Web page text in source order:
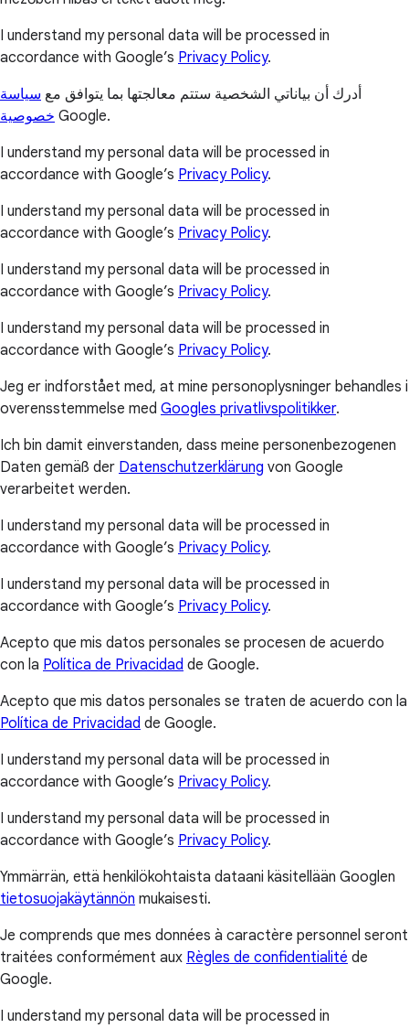
I understand my personal data will be processed in
accordance with Google’s Privacy Policy.
أدرك أن بياناتي الشخصية ستتم معالجتها بما يتوافق مع سياسة
خصوصية Google.
I understand my personal data will be processed in
accordance with Google’s Privacy Policy.
I understand my personal data will be processed in
accordance with Google’s Privacy Policy.
I understand my personal data will be processed in
accordance with Google’s Privacy Policy.
I understand my personal data will be processed in
accordance with Google’s Privacy Policy.
Jeg er indforstået med, at mine personoplysninger behandles i
overensstemmelse med Googles privatlivspolitikker.
Ich bin damit einverstanden, dass meine personenbezogenen
Daten gemäß der Datenschutzerklärung von Google
verarbeitet werden.
I understand my personal data will be processed in
accordance with Google’s Privacy Policy.
I understand my personal data will be processed in
accordance with Google’s Privacy Policy.
Acepto que mis datos personales se procesen de acuerdo
con la Política de Privacidad de Google.
Acepto que mis datos personales se traten de acuerdo con la
Política de Privacidad de Google.
I understand my personal data will be processed in
accordance with Google’s Privacy Policy.
I understand my personal data will be processed in
accordance with Google’s Privacy Policy.
Ymmärrän, että henkilökohtaista dataani käsitellään Googlen
tietosuojakäytännön mukaisesti.
Je comprends que mes données à caractère personnel seront
traitées conformément aux Règles de confidentialité de
Google.
I understand my personal data will be processed in